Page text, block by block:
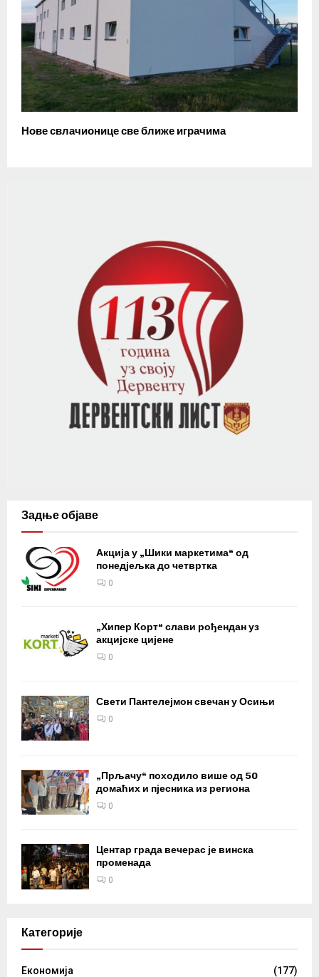
Нове свлачионице све ближе играчима
Задње објаве
Акција у „Шики маркетима“ од
понедјељка до четвртка
0
„Хипер Корт“ слави рођендан уз
акцијске цијене
0
Свети Пантелејмон свечан у Осињи
0
„Прљачу“ походило више од 50
домаћих и пјесника из региона
0
Центар града вечерас је винска
променада
0
Категорије
Eкономија
(177)